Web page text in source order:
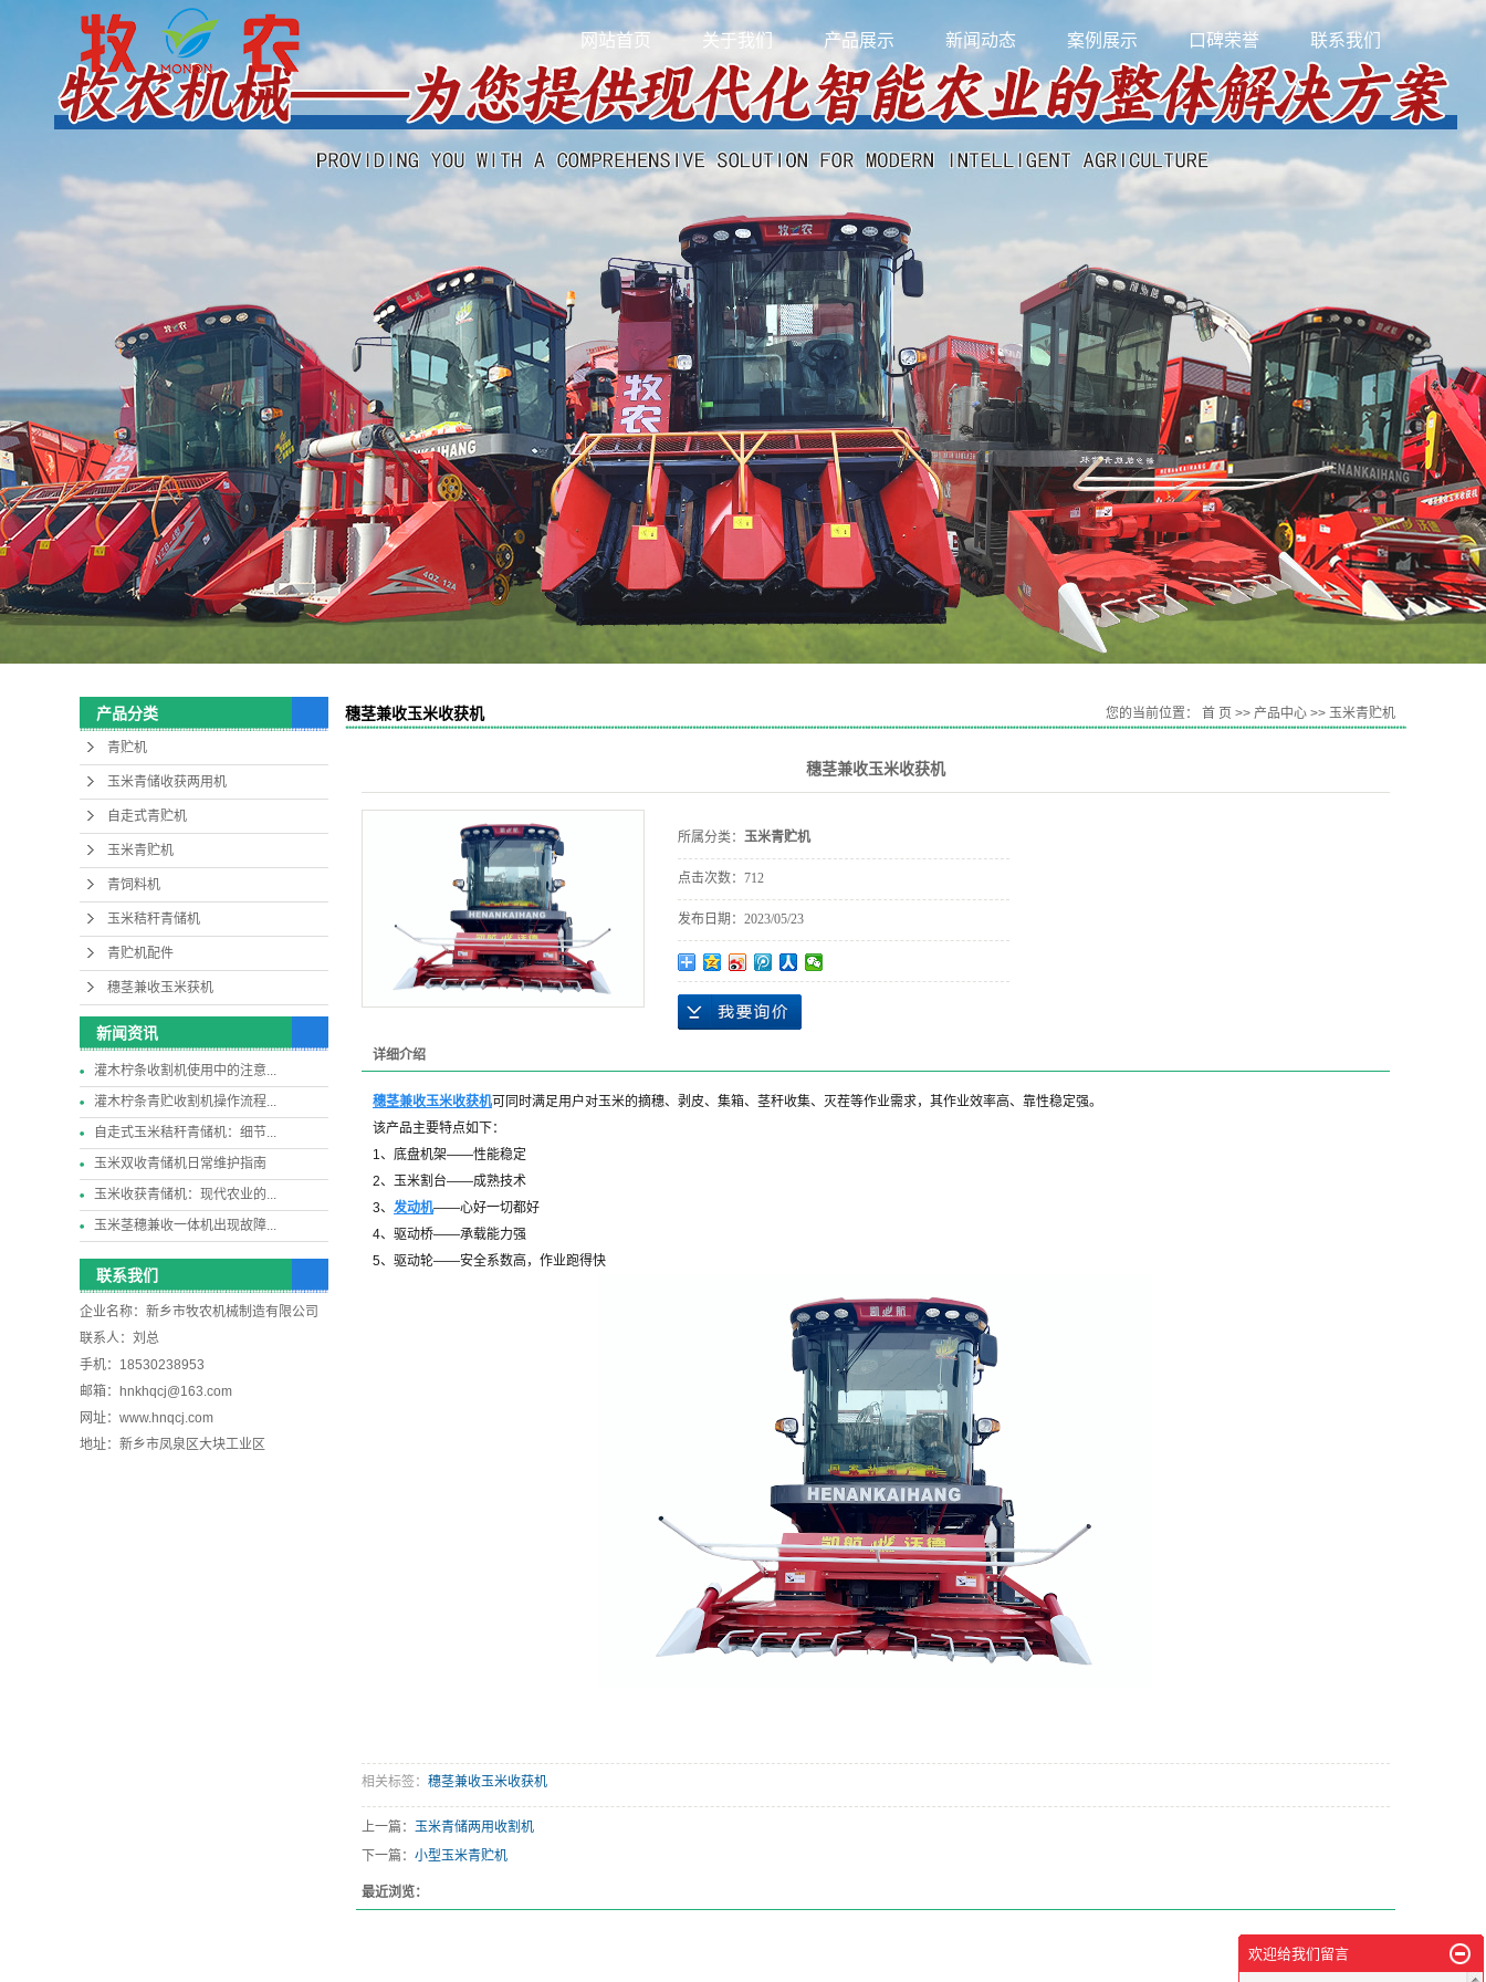
网站首页 关于我们
公司简介
联系我们
产品展示
青贮机
玉米青储收获两用机
自走式青贮机
玉米青贮机
青饲料机
玉米秸秆青储机
青贮机配件
穗茎兼收玉米获机
新闻动态
公司新闻
行业新闻
技术知识
案例展示
成功案例
视频中心
口碑荣誉 联系我们
产品分类
青贮机
玉米青储收获两用机
自走式青贮机
玉米青贮机
青饲料机
玉米秸秆青储机
青贮机配件
穗茎兼收玉米获机
新闻资讯
灌木柠条收割机使用中的注意...
灌木柠条青贮收割机操作流程...
自走式玉米秸秆青储机：细节...
玉米双收青储机日常维护指南
玉米收获青储机：现代农业的...
玉米茎穗兼收一体机出现故障...
联系我们
企业名称：新乡市牧农机械制造有限公司
联系人：刘总
手机：18530238953
邮箱：hnkhqcj@163.com
网址：www.hnqcj.com
地址：新乡市凤泉区大块工业区
穗茎兼收玉米收获机 您的当前位置： 首 页 >> 产品中心 >> 玉米青贮机
穗茎兼收玉米收获机
所属分类： 玉米青贮机
点击次数： 712
发布日期： 2023/05/23
详细介绍
穗茎兼收玉米收获机可同时满足用户对玉米的摘穗、剥皮、集箱、茎秆收集、灭茬等作业需求，其作业效率高、靠性稳定强。
该产品主要特点如下：
1、 底盘机架——性能稳定
2、 玉米割台——成熟技术
3、 发动机——心好一切都好
4、 驱动桥——承载能力强
5、 驱动轮——安全系数高，作业跑得快
相关标签： 穗茎兼收玉米收获机
上一篇： 玉米青储两用收割机
下一篇： 小型玉米青贮机
最近浏览：
欢迎给我们留言